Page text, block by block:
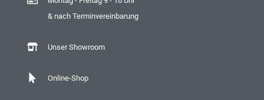
& nach Terminvereinbarung
Unser Showroom
Online-Shop